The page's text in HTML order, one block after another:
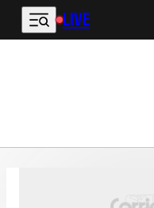
Vai al contenuto principale
LIVE